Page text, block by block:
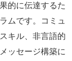
的に伝達するた
ムです。コミュ
キル、非言語的
ッセージ構築に